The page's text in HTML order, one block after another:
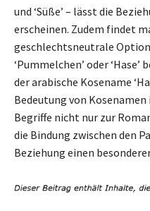
und ‘Süße’ – lässt die
erscheinen. Zudem findet
geschlechtsneutrale
‘Pummelchen’ oder
der arabische Kosename
Bedeutung von
Begriffe nicht nur zur
die Bindung zwischen den
Beziehung einen